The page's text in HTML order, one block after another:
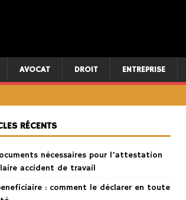
AVOCAT DROIT ENTREPRISE
RÉCENTS
nécessaires pour l’attestation
accident de travail
: comment le déclarer en toute